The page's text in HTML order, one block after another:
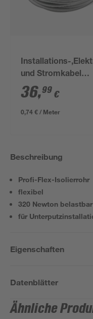
Installations-
und Stromkabel
NYM-J 3x1,5mm²
m
36,99 €
0,74 € / Meter
Beschreibung
Profi-Flex-Isolierrohr
flexibel
320 Newton belastbar
für
Eigenschaften
Datenblätter
Ähnliche